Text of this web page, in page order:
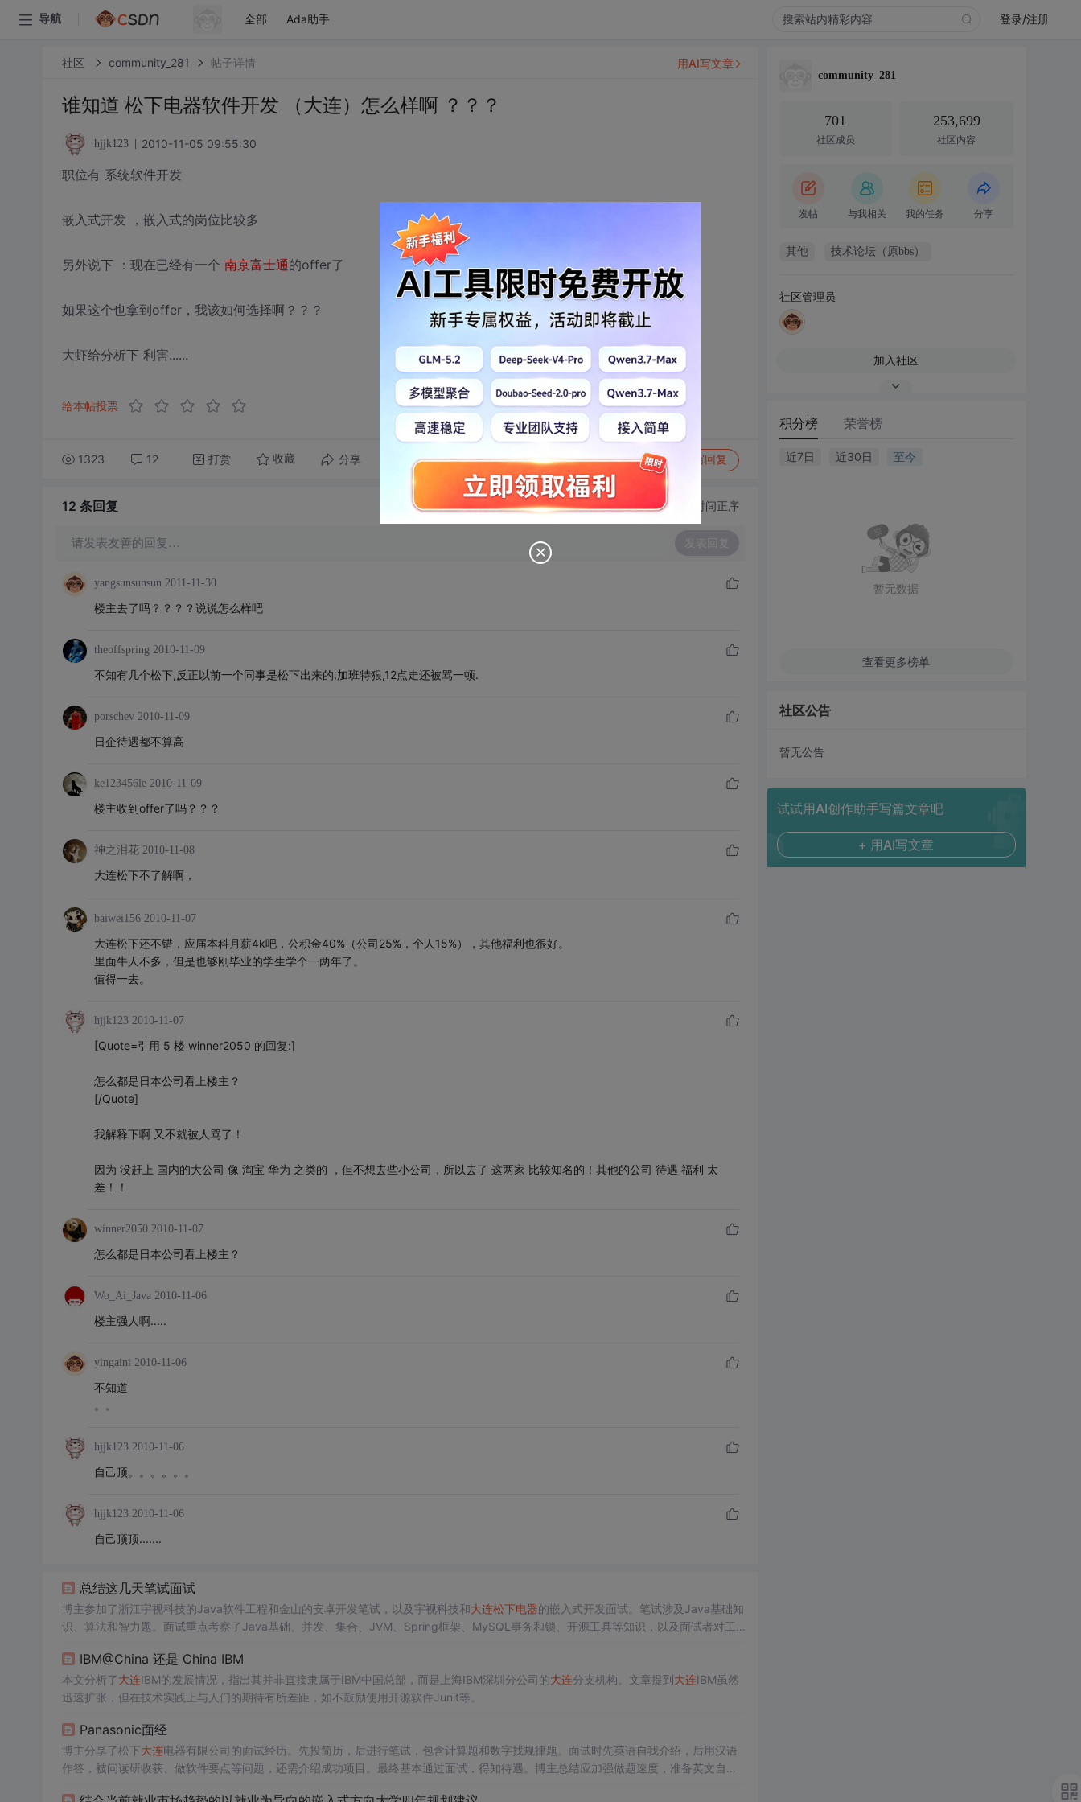
导航 全部 Ada助手 登录/注册
社区 community_281 帖子详情
谁知道 松下电器软件开发 （大连）怎么样啊 ？？？
hjjk123 2010-11-05 09:55:30
职位有 系统软件开发
嵌入式开发 ，嵌入式的岗位比较多
另外说下 ：现在已经有一个 南京富士通的offer了
如果这个也拿到offer，我该如何选择啊？？？
大虾给分析下 利害......
给本帖投票
1323 12 打赏 收藏 分享 转发到动态 举报 写回复
用AI写文章
12 条回复 切换为时间正序
请发表友善的回复… 发表回复
yangsunsunsun 2011-11-30
楼主去了吗？？？？说说怎么样吧
theoffspring 2010-11-09
不知有几个松下,反正以前一个同事是松下出来的,加班特狠,12点走还被骂一顿.
porschev 2010-11-09
日企待遇都不算高
ke123456le 2010-11-09
楼主收到offer了吗？？？
神之泪花 2010-11-08
大连松下不了解啊，
baiwei156 2010-11-07
大连松下还不错，应届本科月薪4k吧，公积金40%（公司25%，个人15%），其他福利也很好。
里面牛人不多，但是也够刚毕业的学生学个一两年了。
值得一去。
hjjk123 2010-11-07
[Quote=引用 5 楼 winner2050 的回复:]
怎么都是日本公司看上楼主？
[/Quote]
我解释下啊 又不就被人骂了！
因为 没赶上 国内的大公司 像 淘宝 华为 之类的 ，但不想去些小公司，所以去了 这两家 比较知名的！其他的公司 待遇 福利 太
差！！
winner2050 2010-11-07
怎么都是日本公司看上楼主？
Wo_Ai_Java 2010-11-06
楼主强人啊.....
yingaini 2010-11-06
不知道
。。
hjjk123 2010-11-06
自己顶。。。。。。
hjjk123 2010-11-06
自己顶顶.......
总结这几天笔试面试
博主参加了浙江宇视科技的Java软件工程和金山的安卓开发笔试，以及宇视科技和大连松下电器的嵌入式开发面试。笔试涉及Java基础知
识、算法和智力题。面试重点考察了Java基础、并发、集合、JVM、Spring框架、MySQL事务和锁、开源工具等知识，以及面试者对工
IBM@China 还是 China IBM
本文分析了大连IBM的发展情况，指出其并非直接隶属于IBM中国总部，而是上海IBM深圳分公司的大连分支机构。文章提到大连IBM虽然
迅速扩张，但在技术实践上与人们的期待有所差距，如不鼓励使用开源软件Junit等。
Panasonic面经
博主分享了松下大连电器有限公司的面试经历。先投简历，后进行笔试，包含计算题和数字找规律题。面试时先英语自我介绍，后用汉语
作答，被问读研收获、做软件要点等问题，还需介绍成功项目。最终基本通过面试，得知待遇。博主总结应加强做题速度，准备英文自我
community_281
701
社区成员
253,699
社区内容
发帖 与我相关 我的任务 分享
其他 技术论坛（原bbs）
社区管理员
加入社区
积分榜 荣誉榜
近7日 近30日 至今
暂无数据
查看更多榜单
社区公告
暂无公告
试试用AI创作助手写篇文章吧
+ 用AI写文章